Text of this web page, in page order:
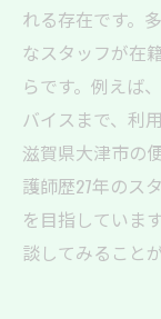
れる存在です。
なスタッフが在
らです。例えば
バイスまで、利
滋賀県大津市の
護師歴27年のス
を目指していま
談してみること